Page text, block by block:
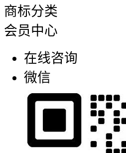
商标分类
会员中心
在线咨询
微信